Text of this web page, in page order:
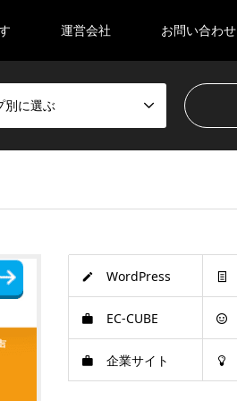
運営会社 お問い合わせ
別に選ぶ
WordPress
EC-CUBE
企業サイト